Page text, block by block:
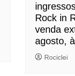
Rock in
venda
agosto,
Rociclei